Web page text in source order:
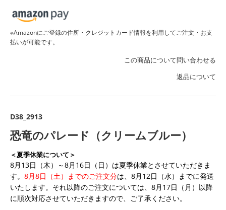
※Amazonにご登録の住所・クレジットカード情報を利用してご注文・お支
払いが可能です。
この商品について問い合わせる
返品について
D38_2913
恐竜のパレード（クリームブルー）
＜夏季休業について＞
8月13日（木）～8月16日（日）は夏季休業とさせていただきま
す。 8月8日（土）までのご注文分は、8月12日（水）までに発送
いたします。それ以降のご注文については、8月17日（月）以降
に順次対応させていただきますので、ご了承ください。